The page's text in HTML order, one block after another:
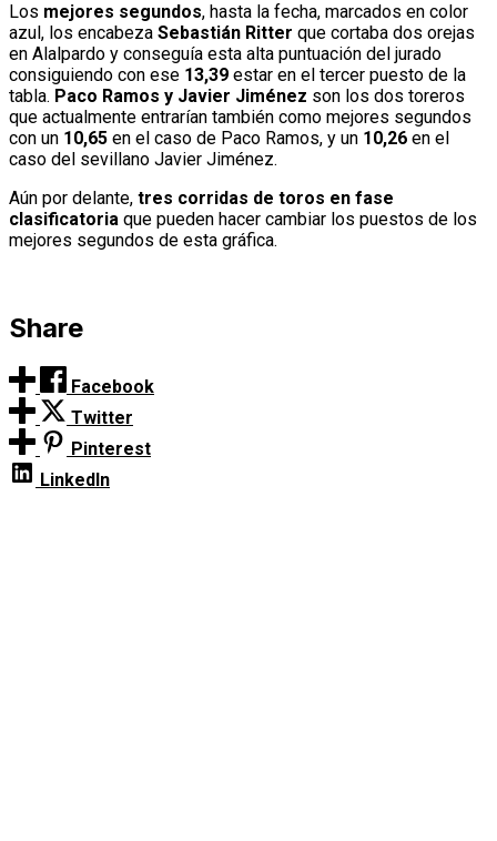
Los mejores segundos, hasta la fecha, marcados en color
azul, los encabeza Sebastián Ritter que cortaba dos orejas
en Alalpardo y conseguía esta alta puntuación del jurado
consiguiendo con ese 13,39 estar en el tercer puesto de la
tabla. Paco Ramos y Javier Jiménez son los dos toreros
que actualmente entrarían también como mejores segundos
con un 10,65 en el caso de Paco Ramos, y un 10,26 en el
caso del sevillano Javier Jiménez.
Aún por delante, tres corridas de toros en fase
clasificatoria que pueden hacer cambiar los puestos de los
mejores segundos de esta gráfica.
Share
Facebook
Twitter
Pinterest
LinkedIn